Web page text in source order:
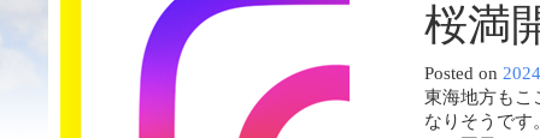
桜満
Posted on
東海地方もこ
なりそうです